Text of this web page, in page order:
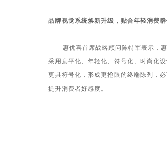
品牌视觉系统焕新升级，贴合年轻消费
惠优喜首席战略顾问陈特军表示，惠
采用扁平化、年轻化、符号化、时尚化
更具符号化，形成更抢眼的终端陈列，
提升消费者好感度。